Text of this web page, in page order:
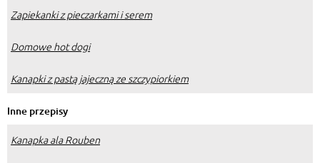
Zapiekanki z pieczarkami i serem
Domowe hot dogi
Kanapki z pastą jajeczną ze szczypiorkiem
Inne przepisy
Kanapka ala Rouben